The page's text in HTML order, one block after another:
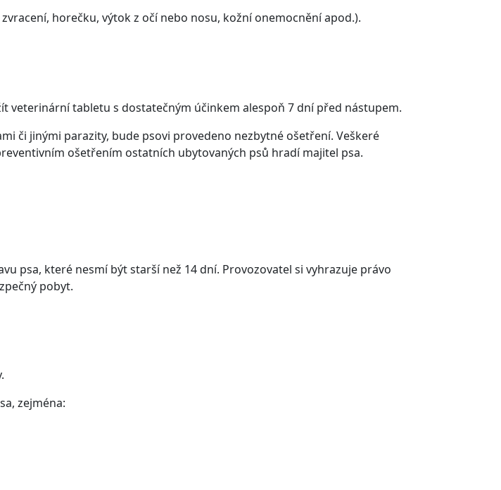
horečku, výtok z očí nebo nosu, kožní onemocnění apod.).
tabletu s dostatečným účinkem alespoň 7 dní před nástupem.
či jinými parazity, bude psovi provedeno nezbytné ošetření. Veškeré
ošetřením ostatních ubytovaných psů hradí majitel psa.
psa, které nesmí být starší než 14 dní. Provozovatel si vyhrazuje právo
pobyt.
zejména: